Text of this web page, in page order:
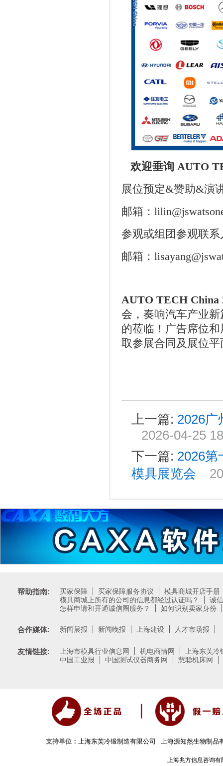
欢迎垂询 AUTO
展位预定&赞助&演
邮箱：
参观或组团参观联
邮箱：
AUTO TECH China
会，奏响汽车产业新
的莅临！广告席位
取参展合同及展位
上一篇: 2026广
2026-04-25
下一篇: 2026第
模具展览会
帮助指南: 买家保障 买家保障服务协议
模具商城开店手册
模具商城上所有的公司的信息都经过认证吗？
诚
怎样申请和开通诚信圈服务？
如何识别卖家身份
合作媒体: 新闻晨报 新闻晚报 上海建设 人才市场报
友情链接: 上海市模具行业信息网 机电商情网
上海东芙
中国工业报
中国测试仪器商务网 慧聪机床网
支持单位： 上海东芙冷锻制造有限公司 上海源知然生物制品
上海兆方信息咨询